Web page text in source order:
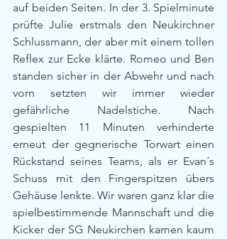
auf beiden Seiten. In der 3. Spielminute
prüfte Julie erstmals den Neukirchner
Schlussmann, der aber mit einem tollen
Reflex zur Ecke klärte. Romeo und Ben
standen sicher in der Abwehr und nach
vorn setzten wir immer wieder
gefährliche Nadelstiche. Nach
gespielten 11 Minuten verhinderte
erneut der gegnerische Torwart einen
Rückstand seines Teams, als er Evan´s
Schuss mit den Fingerspitzen übers
Gehäuse lenkte. Wir waren ganz klar die
spielbestimmende Mannschaft und die
Kicker der SG Neukirchen kamen kaum